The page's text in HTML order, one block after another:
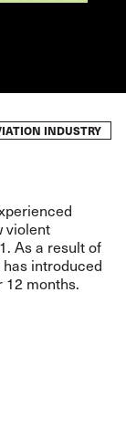
INDUSTRY
violent
As a result of
introduced
12 months.